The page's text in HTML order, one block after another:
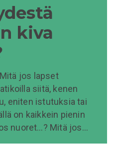
kiva
jos lapset
siitä, kenen
eniten istutuksia tai
on kaikkein pienin
nuoret…? Mitä jos…